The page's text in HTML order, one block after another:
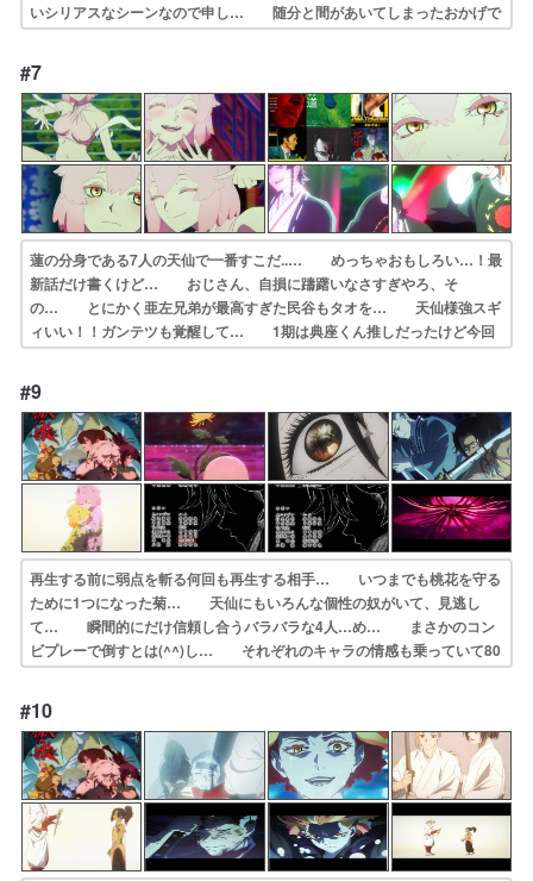
いシリアスなシーンなので申し… 随分と間があいてしまったおかげで
BL◯A… 1分でわかるあらすじ見て何となく思い出し… 一期の内
#7
蓮の分身である7人の天仙で一番すこだ..… めっちゃおもしろい…！最
新話だけ書くけど… おじさん、自損に躊躇いなさすぎやろ、そ
の… とにかく亜左兄弟が最高すぎた民谷もタオを… 天仙様強スギ
ィいい！！ガンテツも覚醒して… 1期は典座くん推しだったけど今回
付知くん… 誰もが思ったことを最後口にしてくれた面白… 「こう
にも与しないの… 戦闘シーンも展開も面白くて作画も良い。タ…
#9
再生する前に弱点を斬る何回も再生する相手… いつまでも桃花を守る
ために1つになった菊… 天仙にもいろんな個性の奴がいて、見逃し
て… 瞬間的にだけ信頼し合うバラバラな4人…め… まさかのコン
ビプレーで倒すとは(^^)し… それぞれのキャラの情感も乗っていて80
点… 弟桐馬の成長を喜びつつ巌鉄斎をおだててや… 付知と桐馬、
二回目の… 鬼尸解した菊花と桃花に対して弔兵衛達は力…
#10